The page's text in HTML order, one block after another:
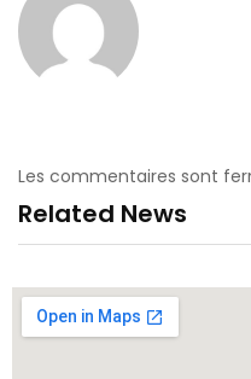
Les commentaires sont
Related News